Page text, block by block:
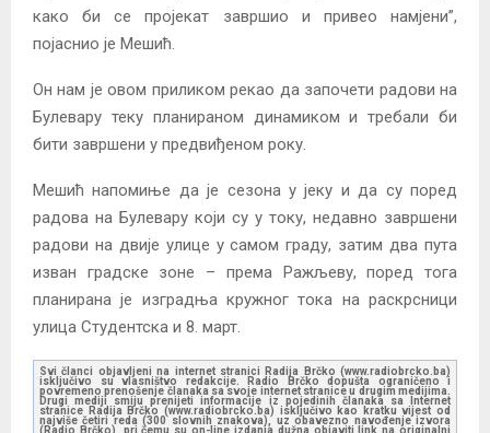
како би се пројекат завршио и привео намјени”,
појаснио је Мешић.
Он нам је овом приликом рекао да започети радови на
Булевару теку планираном динамиком и требали би
бити завршени у предвиђеном року.
Мешић напомиње да је сезона у јеку и да су поред
радова на Булевару који су у току, недавно завршени
радови на двије улице у самом граду, затим два пута
изван градске зоне – према Ражљеву, поред тога
планирана је изградња кружног тока на раскрсници
улица Студентска и 8. март.
Svi članci objavljeni na internet stranici Radija Brčko (www.radiobrcko.ba)
isključivo su vlasništvo redakcije. Radio Brčko dopušta ograničeno i
povremeno prenošenje članaka sa svoje internet stranice u drugim medijima.
Drugi mediji smiju prenijeti informacije iz pojedinih članaka sa Internet
stranice Radija Brčko (www.radiobrcko.ba) isključivo kao kratku vijest od
najviše četiri reda (300 slovnih znakova), uz obavezno navođenje izvora
(Radio Brčko), pri čemu su on-line izdanja dužna objaviti link na originalni